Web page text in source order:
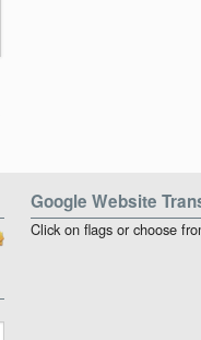
Google Website
Click on flags or choose